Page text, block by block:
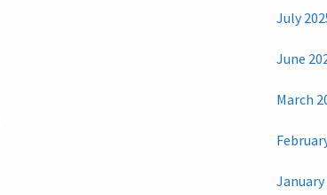
July
June
March
January